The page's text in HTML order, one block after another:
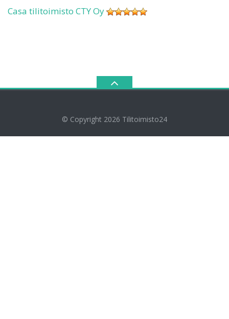
Casa tilitoimisto CTY Oy
© Copyright 2026 Tilitoimisto24